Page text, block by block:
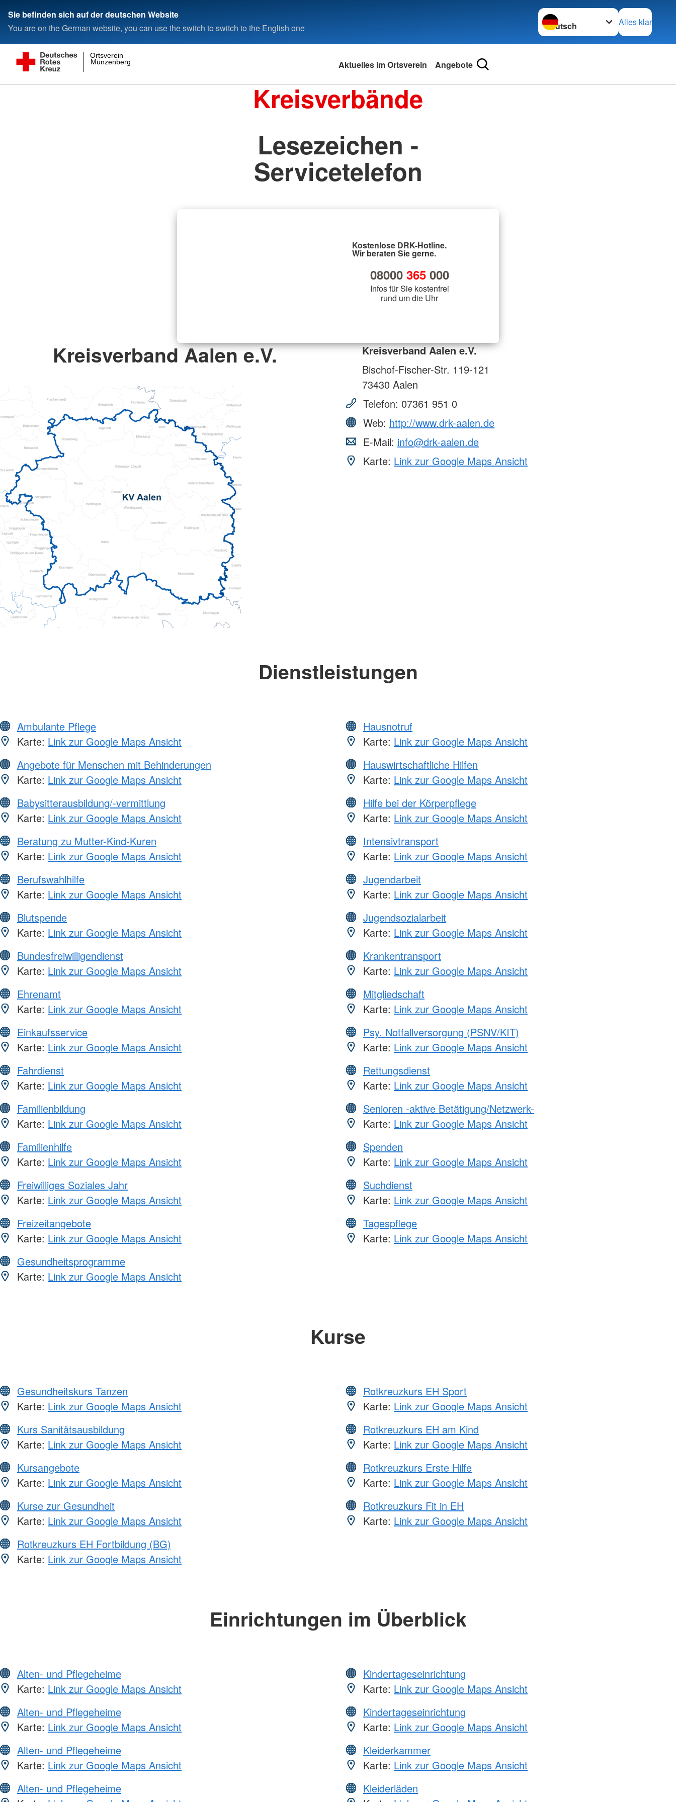
Sie befinden sich auf der deutschen Website
You are on the German website, you can use the switch to switch to the English one
Sprache wechseln zu
Alles klar
Münzenberg
Ortsverein
Aktuelles im Ortsverein Angebote
Kreisverbände
Lesezeichen -
Servicetelefon
Kostenlose DRK-Hotline.
Wir beraten Sie gerne.
08000 365000
Infos für Sie kostenfrei
rund um die Uhr
Kreisverband Aalen e.V.
Kreisverband Aalen e.V.
Bischof-Fischer-Str. 119-121
73430 Aalen
Telefon: 07361 951 0
Web: http://www.drk-aalen.de
E-Mail: info@drk-aalen.de
Karte: Link zur Google Maps Ansicht
Dienstleistungen
Ambulante Pflege
Karte: Link zur Google Maps Ansicht
Angebote für Menschen mit Behinderungen
Karte: Link zur Google Maps Ansicht
Babysitterausbildung/-vermittlung
Karte: Link zur Google Maps Ansicht
Beratung zu Mutter-Kind-Kuren
Karte: Link zur Google Maps Ansicht
Berufswahlhilfe
Karte: Link zur Google Maps Ansicht
Blutspende
Karte: Link zur Google Maps Ansicht
Bundesfreiwilligendienst
Karte: Link zur Google Maps Ansicht
Ehrenamt
Karte: Link zur Google Maps Ansicht
Einkaufsservice
Karte: Link zur Google Maps Ansicht
Fahrdienst
Karte: Link zur Google Maps Ansicht
Familienbildung
Karte: Link zur Google Maps Ansicht
Familienhilfe
Karte: Link zur Google Maps Ansicht
Freiwilliges Soziales Jahr
Karte: Link zur Google Maps Ansicht
Freizeitangebote
Karte: Link zur Google Maps Ansicht
Gesundheitsprogramme
Karte: Link zur Google Maps Ansicht
Hausnotruf
Karte: Link zur Google Maps Ansicht
Hauswirtschaftliche Hilfen
Karte: Link zur Google Maps Ansicht
Hilfe bei der Körperpflege
Karte: Link zur Google Maps Ansicht
Intensivtransport
Karte: Link zur Google Maps Ansicht
Jugendarbeit
Karte: Link zur Google Maps Ansicht
Jugendsozialarbeit
Karte: Link zur Google Maps Ansicht
Krankentransport
Karte: Link zur Google Maps Ansicht
Mitgliedschaft
Karte: Link zur Google Maps Ansicht
Psy. Notfallversorgung (PSNV/KIT)
Karte: Link zur Google Maps Ansicht
Rettungsdienst
Karte: Link zur Google Maps Ansicht
Senioren -aktive Betätigung/Netzwerk-
Karte: Link zur Google Maps Ansicht
Spenden
Karte: Link zur Google Maps Ansicht
Suchdienst
Karte: Link zur Google Maps Ansicht
Tagespflege
Karte: Link zur Google Maps Ansicht
Kurse
Gesundheitskurs Tanzen
Karte: Link zur Google Maps Ansicht
Kurs Sanitätsausbildung
Karte: Link zur Google Maps Ansicht
Kursangebote
Karte: Link zur Google Maps Ansicht
Kurse zur Gesundheit
Karte: Link zur Google Maps Ansicht
Rotkreuzkurs EH Fortbildung (BG)
Karte: Link zur Google Maps Ansicht
Rotkreuzkurs EH Sport
Karte: Link zur Google Maps Ansicht
Rotkreuzkurs EH am Kind
Karte: Link zur Google Maps Ansicht
Rotkreuzkurs Erste Hilfe
Karte: Link zur Google Maps Ansicht
Rotkreuzkurs Fit in EH
Karte: Link zur Google Maps Ansicht
Einrichtungen im Überblick
Alten- und Pflegeheime
Karte: Link zur Google Maps Ansicht
Alten- und Pflegeheime
Karte: Link zur Google Maps Ansicht
Alten- und Pflegeheime
Karte: Link zur Google Maps Ansicht
Alten- und Pflegeheime
Kindertageseinrichtung
Karte: Link zur Google Maps Ansicht
Kindertageseinrichtung
Karte: Link zur Google Maps Ansicht
Kleiderkammer
Karte: Link zur Google Maps Ansicht
Kleiderläden